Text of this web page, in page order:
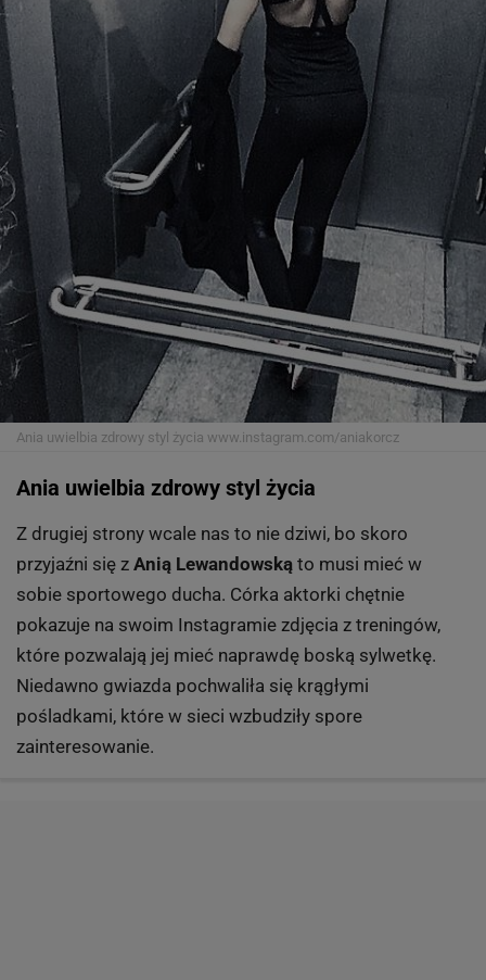
Ania uwielbia zdrowy styl życia www.instagram.com/aniakorcz
Ania uwielbia zdrowy styl życia
Z drugiej strony wcale nas to nie dziwi, bo skoro
przyjaźni się z Anią Lewandowską to musi mieć w
sobie sportowego ducha. Córka aktorki chętnie
pokazuje na swoim Instagramie zdjęcia z treningów,
które pozwalają jej mieć naprawdę boską sylwetkę.
Niedawno gwiazda pochwaliła się krągłymi
pośladkami, które w sieci wzbudziły spore
zainteresowanie.